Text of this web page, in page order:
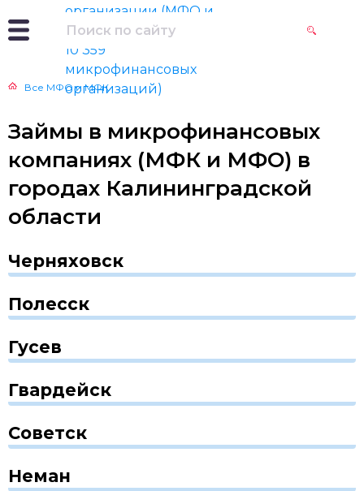
Все МФО и МФК
Займы в микрофинансовых
компаниях (МФК и МФО) в
городах Калининградской
области
Черняховск
Полесск
Гусев
Гвардейск
Советск
Неман